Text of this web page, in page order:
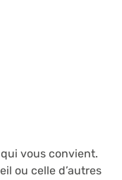
vous convient.
ou celle d’autres